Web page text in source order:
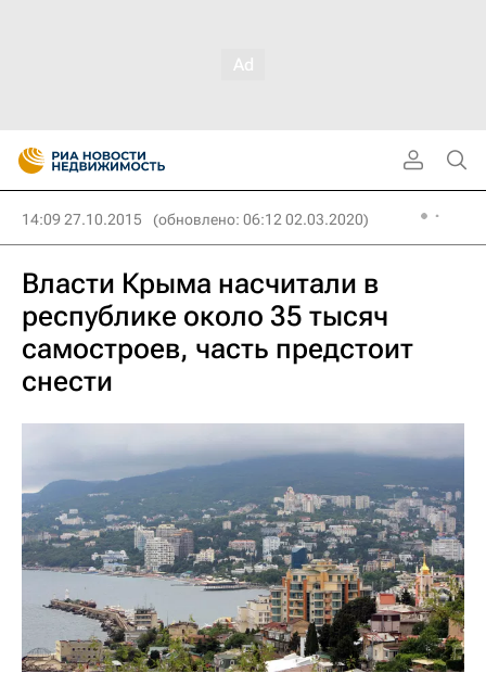
14:09 27.10.2015 (обновлено: 06:12 02.03.2020)
Власти Крыма насчитали в
республике около 35 тысяч
самостроев, часть предстоит
снести